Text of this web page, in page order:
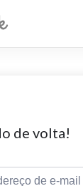
de volta!